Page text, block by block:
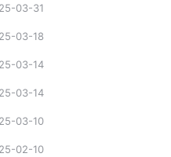
03-31
03-18
03-14
03-14
03-10
02-10